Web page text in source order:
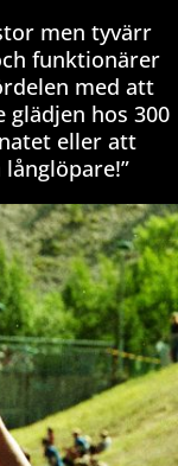
men tyvärr
funktionärer
med att
hos 300
eller att